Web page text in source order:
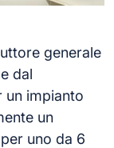
generale
dal
un impianto
un
uno da 6